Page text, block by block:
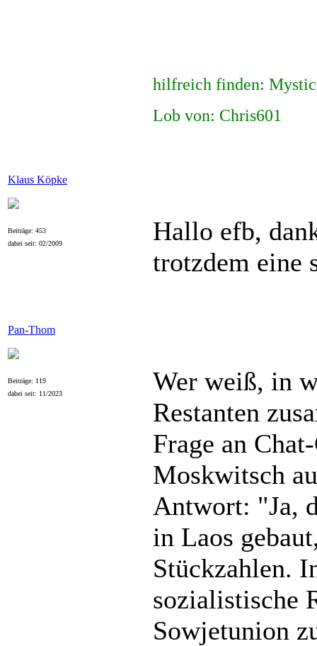
hilfreich finden:
Lob von: Chris601
Klaus Köpke
Beiträge: 453
dabei seit: 02/2009
Hallo efb,
trotzdem eine
Pan-Thom
Beiträge: 119
dabei seit: 11/2023
Wer weiß, in
Restanten
Frage an
Moskwitsch
Antwort: "Ja,
in Laos
Stückzahlen.
sozialistische
Sowjetunion